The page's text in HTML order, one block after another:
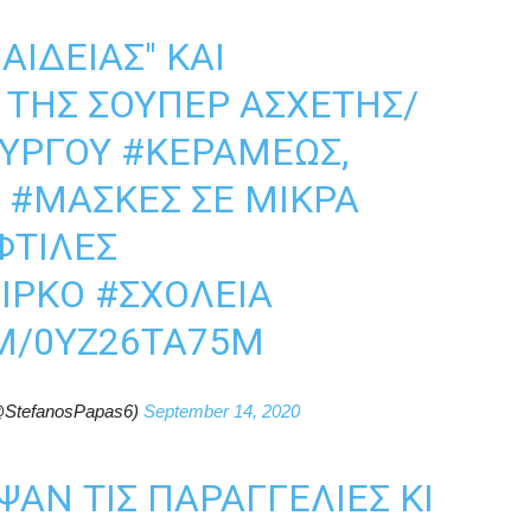
ΚΑΙ
ΣΟΎΠΕΡ ΆΣΧΕΤΗΣ/
#ΚΕΡΑΜΕΩΣ,
#ΜΑΣΚΕΣ ΣΕ ΜΙΚΡΑ
#ΣΧΟΛΕΊΑ
0YZ26TA75M
September 14, 2020
ΤΙΣ ΠΑΡΑΓΓΕΛΊΕΣ ΚΙ